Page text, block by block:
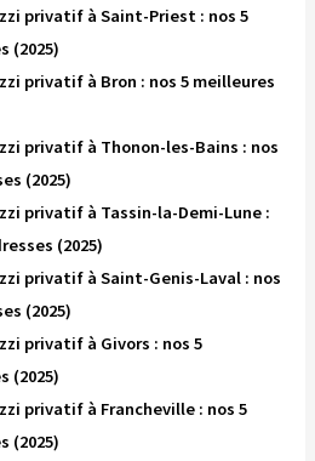
privatif à Saint-Priest : nos 5
(2025)
privatif à Bron : nos 5 meilleures
privatif à Thonon-les-Bains : nos
(2025)
privatif à Tassin-la-Demi-Lune :
(2025)
privatif à Saint-Genis-Laval : nos
(2025)
privatif à Givors : nos 5
(2025)
privatif à Francheville : nos 5
(2025)